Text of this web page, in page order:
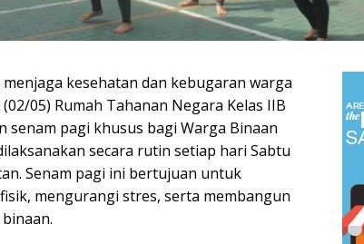
kesehatan dan kebugaran warga
05) Rumah Tahanan Negara Kelas IIB
senam pagi khusus bagi Warga Binaan
secara rutin setiap hari Sabtu
Senam pagi ini bertujuan untuk
mengurangi stres, serta membangun